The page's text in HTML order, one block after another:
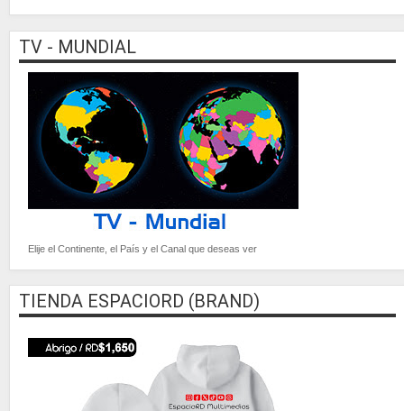
TV - MUNDIAL
Elije el Continente, el País y el Canal que deseas ver
TIENDA ESPACIORD (BRAND)